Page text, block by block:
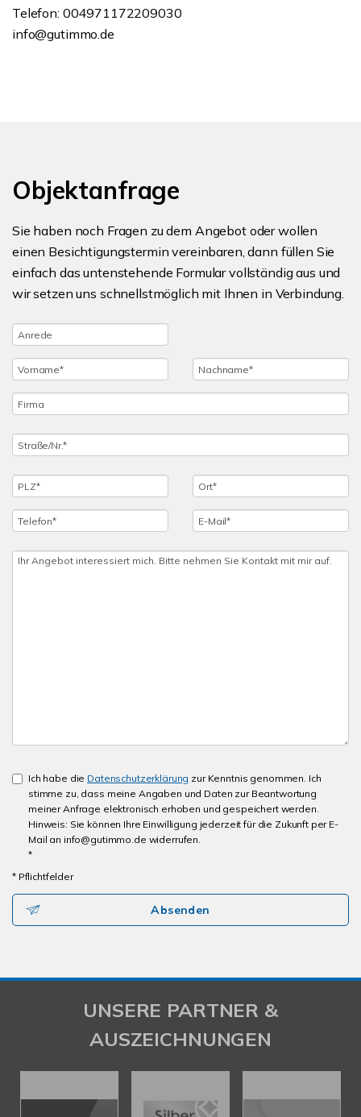
Telefon: 004971172209030
info@gutimmo.de
Objektanfrage
Sie haben noch Fragen zu dem Angebot oder wollen
einen Besichtigungstermin vereinbaren, dann füllen Sie
einfach das untenstehende Formular vollständig aus und
wir setzen uns schnellstmöglich mit Ihnen in Verbindung.
Ich habe die Datenschutzerklärung zur Kenntnis genommen. Ich
stimme zu, dass meine Angaben und Daten zur Beantwortung
meiner Anfrage elektronisch erhoben und gespeichert werden.
Hinweis: Sie können Ihre Einwilligung jederzeit für die Zukunft per E-
Mail an info@gutimmo.de widerrufen.
*
* Pflichtfelder
Absenden
UNSERE PARTNER &
AUSZEICHNUNGEN